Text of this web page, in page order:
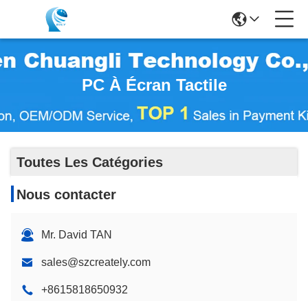
PC À Écran Tactile
Toutes Les Catégories
Nous contacter
Mr. David TAN
sales@szcreately.com
+8615818650932